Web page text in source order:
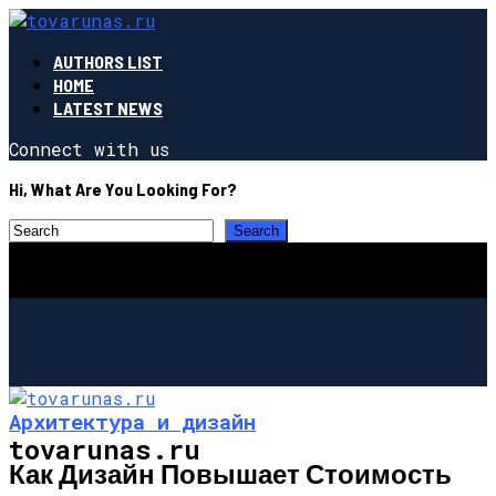
AUTHORS LIST
HOME
LATEST NEWS
Connect with us
Hi, What Are You Looking For?
tovarunas.ru
Архитектура и дизайн
Как Дизайн Повышает Стоимость